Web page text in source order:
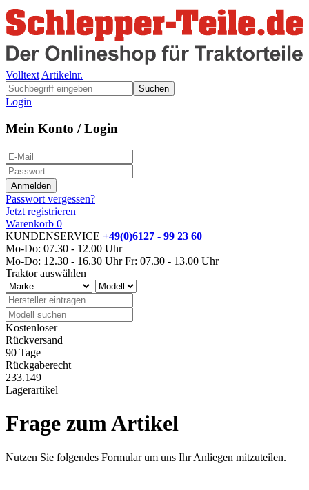
Volltext Artikelnr.
Suchen
Login
Mein Konto / Login
Passwort vergessen?
Jetzt registrieren
Warenkorb 0
KUNDENSERVICE +49(0)6127 - 99 23 60
Mo-Do: 07.30 - 12.00 Uhr
Mo-Do: 12.30 - 16.30 Uhr Fr: 07.30 - 13.00 Uhr
Traktor auswählen
Kostenloser
Rückversand
90 Tage
Rückgaberecht
233.149
Lagerartikel
Frage zum Artikel
Nutzen Sie folgendes Formular um uns Ihr Anliegen mitzuteilen.